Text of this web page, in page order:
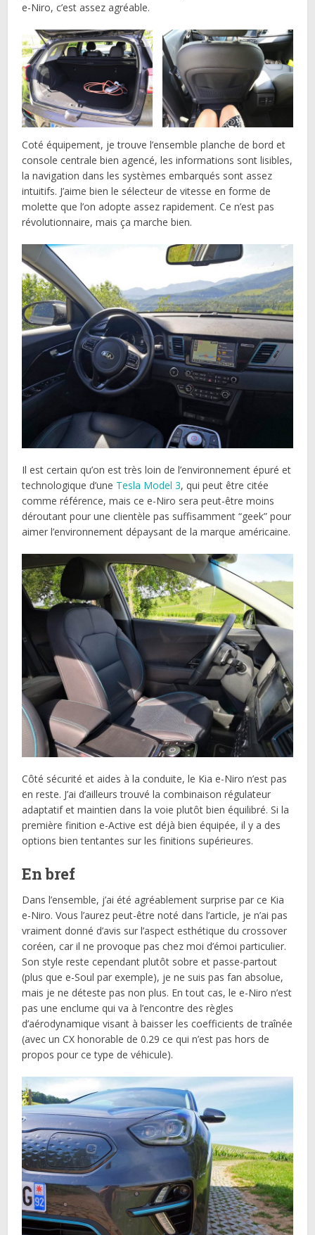
e-Niro, c’est assez agréable.
Coté équipement, je trouve l’ensemble planche de bord et
console centrale bien agencé, les informations sont lisibles,
la navigation dans les systèmes embarqués sont assez
intuitifs. J’aime bien le sélecteur de vitesse en forme de
molette que l’on adopte assez rapidement. Ce n’est pas
révolutionnaire, mais ça marche bien.
Il est certain qu’on est très loin de l’environnement épuré et
technologique d’une Tesla Model 3, qui peut être citée
comme référence, mais ce e-Niro sera peut-être moins
déroutant pour une clientèle pas suffisamment “geek” pour
aimer l’environnement dépaysant de la marque américaine.
Côté sécurité et aides à la conduite, le Kia e-Niro n’est pas
en reste. J’ai d’ailleurs trouvé la combinaison régulateur
adaptatif et maintien dans la voie plutôt bien équilibré. Si la
première finition e-Active est déjà bien équipée, il y a des
options bien tentantes sur les finitions supérieures.
En bref
Dans l’ensemble, j’ai été agréablement surprise par ce Kia
e-Niro. Vous l’aurez peut-être noté dans l’article, je n’ai pas
vraiment donné d’avis sur l’aspect esthétique du crossover
coréen, car il ne provoque pas chez moi d’émoi particulier.
Son style reste cependant plutôt sobre et passe-partout
(plus que e-Soul par exemple), je ne suis pas fan absolue,
mais je ne déteste pas non plus. En tout cas, le e-Niro n’est
pas une enclume qui va à l’encontre des règles
d’aérodynamique visant à baisser les coefficients de traînée
(avec un CX honorable de 0.29 ce qui n’est pas hors de
propos pour ce type de véhicule).